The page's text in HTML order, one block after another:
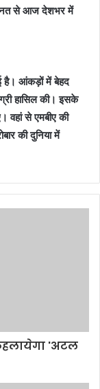
से आज देशभर में
है। आंकड़ों में बेहद
हासिल की। इसके
वहां से एमबीए की
की दुनिया में
'अटल